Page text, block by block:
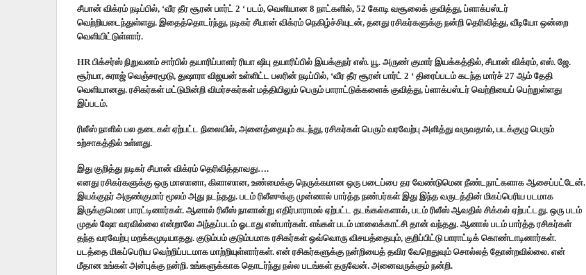
சீயான் விக்ரம் நடிப்பில், ‘வீர தீர சூரன் பார்ட் 2 ‘ படம், வெளியான 8 நாட்களில், 52 கோடி வசூலைக் குவித்து, ப்ளாக்பஸ்டர்
வெற்றியடைந்துள்ளது. இதைத்தொடர்ந்து, நடிகர் சீயான் விக்ரம் நெகிழ்ச்சியுடன், தனது ரசிகர்களுக்கு நன்றி தெரிவித்து, வீடியோ ஒன்றை
வெளியிட்டுள்ளார்.
HR பிக்சர்ஸ் நிறுவனம் சார்பில் தயாரிப்பாளர் ரியா ஷிபு தயாரிப்பில் இயக்குநர் எஸ். யூ. அருண் குமார் இயக்கத்தில், சீயான் விக்ரம், எஸ். ஜே.
சூர்யா, சுராஜ் வெஞ்சரமூடு, துஷாரா விஜயன் உள்ளிட்ட பலரின் நடிப்பில், ‘வீர தீர சூரன் பார்ட் 2 ‘ திரைப்படம் கடந்த மார்ச் 27 ஆம் தேதி
வெளியானது. ரசிகர்கள் மட்டுமின்றி விமர்சகர்கள் மத்தியிலும் பெரும் பாராட்டுக்களைக் குவித்து, ப்ளாக்பஸ்டர் வெற்றியைப் பெற்றுள்ளது
இப்படம்.
ரிலீஸ் நாளில் பல தடைகள் ஏற்பட்ட நிலையில், அனைத்தையும் கடந்து, ரசிகர்கள் பெரும் வரவேற்பு அளித்து வருவதால், படக்குழு பெரும்
உற்சாகத்தில் உள்ளது.
இது குறித்து நடிகர் சீயான் விக்ரம் தெரிவித்தாவது….
எனது ரசிகர்களுக்கு ஒரு மாஸானா, கிளாஸான, உண்மைக்கு நெருக்கமான ஒரு படைப்பை தர வேண்டுமென நீண்டநாட்களாக ஆசைப்பட்டேன்.
இயக்குநர் அருண்குமார் மூலம் அது நடந்தது. படம் ரிலீஸுக்கு முன்னால் பார்த்த நண்பர்கள் இது இந்த வருடத்தின் மிகப்பெரிய படமாக
இருக்குமென பாரட்டினார்கள். ஆனால் ரிலீஸ் நாளான்று எதிர்பாராமல் ஏற்பட்ட தடங்கல்களால், படம் ரிலீஸ் ஆவதில் சிக்கல் ஏற்பட்டது. ஒரு படம்
முதல் ஷோ வரவில்லை என்றாலே அந்தப்படம் ஓடாது என்பார்கள். எங்கள் படம் மாலைக்காட்சி தான் வந்தது. ஆனால் படம் பார்த்த ரசிகர்கள்
தந்த வரவேற்பு மறக்கமுடியாதது. குடும்பம் குடும்பமாக ரசிகர்கள் ஒவ்வொரு விசயத்தையும், குறிப்பிட்டு பாராட்டிக் கொண்டாடினார்கள்.
படத்தை மிகப்பெரிய வெற்றிப்படமாக மாற்றியுள்ளார்கள். என் ரசிகர்களுக்கு நன்றியைத் தவிர வேறெதுவும் சொல்லத் தோன்றவில்லை. என்
மீதான உங்கள் அன்புக்கு நன்றி. உங்களுக்காக தொடர்ந்து நல்ல படங்கள் தருவேன். அனைவருக்கும் நன்றி.